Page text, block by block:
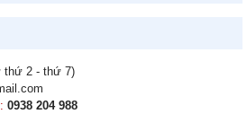
thứ 2 - thứ 7)
0938 204 988